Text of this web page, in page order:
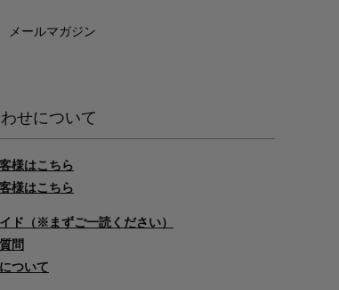
メールマガジン
せについて
様はこちら
様はこちら
ド（※まずご一読ください）
問
ついて